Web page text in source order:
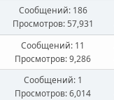
Сообщений: 186
Просмотров: 57,931
Сообщений: 11
Просмотров: 9,286
Сообщений: 1
Просмотров: 6,014